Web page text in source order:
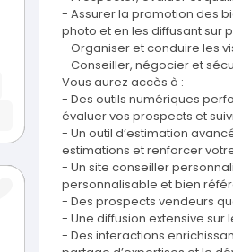
- Assurer la promotion des
photo et en les diffusant sur
- Organiser et conduire les
- Conseiller, négocier et
Vous aurez accès à :
- Des outils numériques
évaluer vos prospects et
- Un outil d’estimation
estimations et renforcer
- Un site conseiller
personnalisable et bien
- Des prospects vendeurs
- Une diffusion extensive sur
- Des interactions